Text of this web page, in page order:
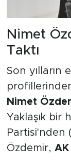
Nimet
Taktı
Son yılların
Nimet
Yaklaşık bir
Partisi'nden
Özdemir,